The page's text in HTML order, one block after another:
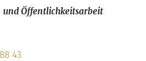
und Öffentlichkeitsarbeit
43